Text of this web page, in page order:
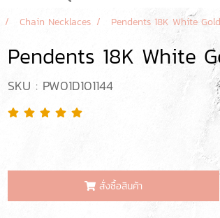
Chain Necklaces Pendents 18K White
Pendents 18K White
SKU : PW01D101144
สั่งซื้อสินค้า